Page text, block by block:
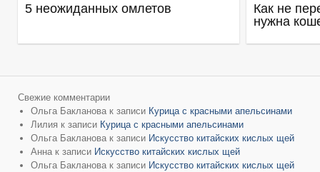
5 неожиданных омлетов
Как не
нужна
Свежие комментарии
Ольга Бакланова к записи Курица с красными апельсинами
Лилия к записи Курица с красными апельсинами
Ольга Бакланова к записи Искусство китайских кислых щей
Анна к записи Искусство китайских кислых щей
Ольга Бакланова к записи Искусство китайских кислых щей